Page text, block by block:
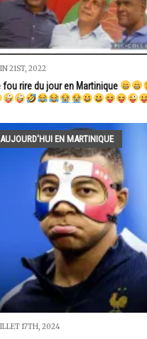
21ST, 2022
fou rire du jour en Martinique
AUJOURD'HUI EN MARTINIQUE
17TH, 2024